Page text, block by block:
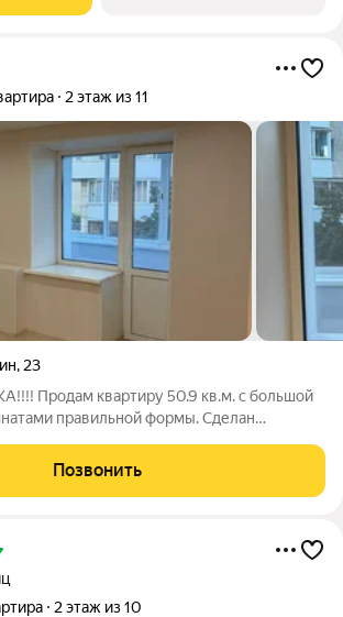
2 этаж из 11
, 23
Продам квартиру 50.9 кв.м. с большой
правильной формы. Сделан
школы, больницы и т.д. все рядом, удобная
Позвонить
2 этаж из 10